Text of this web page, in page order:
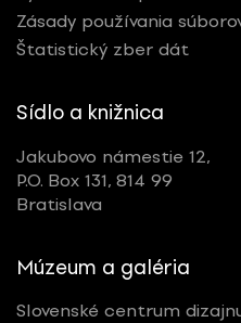
Zásady používania
Štatistický zber dát
Sídlo a knižnica
Jakubovo námestie 12,
P.O. Box 131, 814 99
Bratislava
Múzeum a galéria
Slovenské centrum